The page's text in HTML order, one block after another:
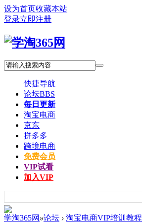
设为首页收藏本站
登录立即注册
快捷导航
论坛BBS
每日更新
淘宝电商
京东
拼多多
跨境电商
免费会员
VIP试看
加入VIP
学淘365网 »论坛 › 淘宝电商VIP培训教程